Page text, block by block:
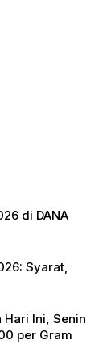
di DANA
Syarat,
Hari Ini, Senin
per Gram